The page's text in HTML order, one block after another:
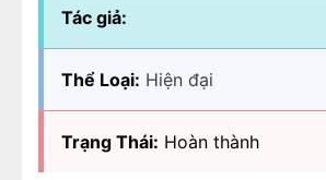
Tác giả:
Thể Loại: Hiện đại
Trạng Thái: Hoàn thành